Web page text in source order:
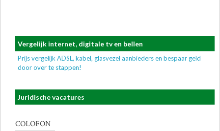
Vergelijk internet, digitale tv en bellen
Prijs vergelijk ADSL, kabel, glasvezel aanbieders en bespaar geld
door over te stappen!
Juridische vacatures
COLOFON